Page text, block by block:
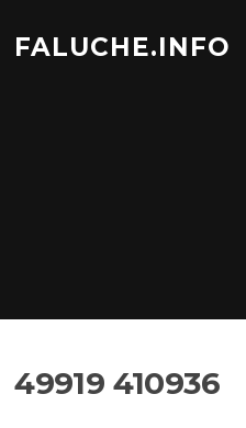
contenu
FALUCHE.INFO
49919 410936